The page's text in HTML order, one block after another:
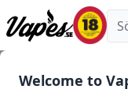
Welcome to
Vapes.se
E-juice E-juice